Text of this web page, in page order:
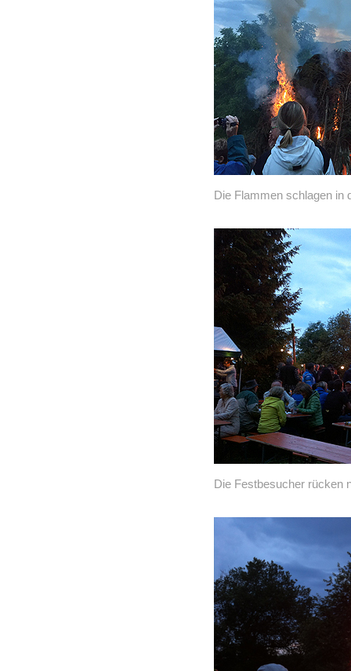
Die Flammen schlagen in
Die Festbesucher rücken